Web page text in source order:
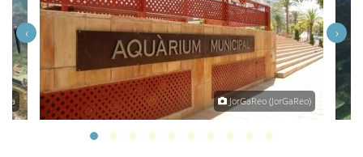
JorGaReo (JorGaReo)
‹ ›